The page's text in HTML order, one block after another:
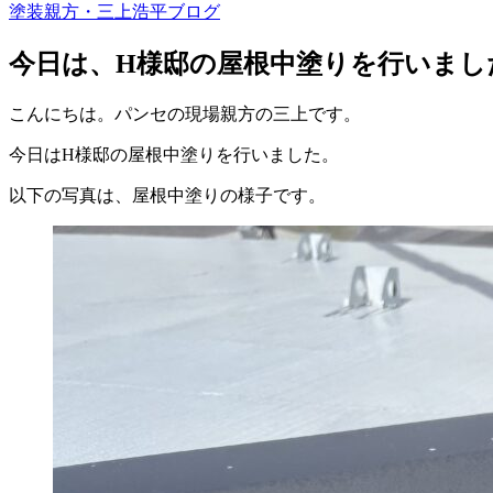
塗装親方・三上浩平ブログ
今日は、H様邸の屋根中塗りを行いまし
こんにちは。パンセの現場親方の三上です。
今日はH様邸の屋根中塗りを行いました。
以下の写真は、屋根中塗りの様子です。